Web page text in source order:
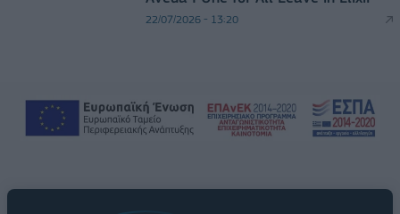
22/07/2026 - 13:20